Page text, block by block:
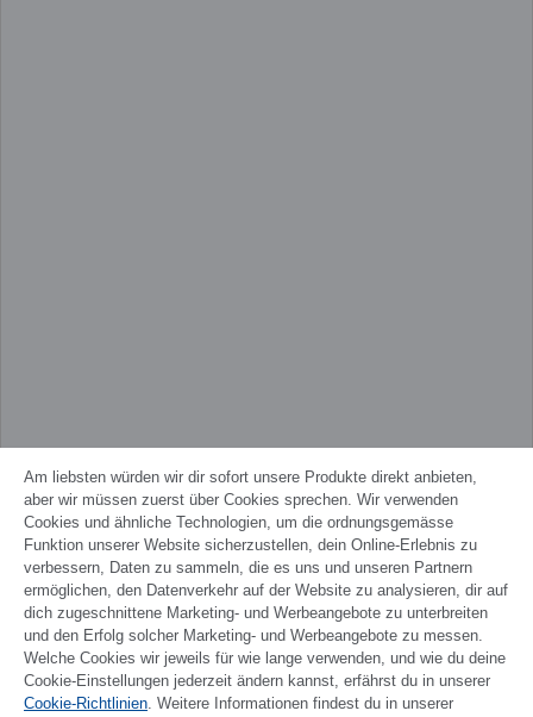
FRANÇAIS
Am liebsten würden wir dir sofort unsere Produkte direkt anbieten,
aber wir müssen zuerst über Cookies sprechen. Wir verwenden
Cookies und ähnliche Technologien, um die ordnungsgemässe
Funktion unserer Website sicherzustellen, dein Online-Erlebnis zu
verbessern, Daten zu sammeln, die es uns und unseren Partnern
ermöglichen, den Datenverkehr auf der Website zu analysieren, dir auf
dich zugeschnittene Marketing- und Werbeangebote zu unterbreiten
und den Erfolg solcher Marketing- und Werbeangebote zu messen.
Welche Cookies wir jeweils für wie lange verwenden, und wie du deine
Cookie-Einstellungen jederzeit ändern kannst, erfährst du in unserer
Cookie-Richtlinien. Weitere Informationen findest du in unserer